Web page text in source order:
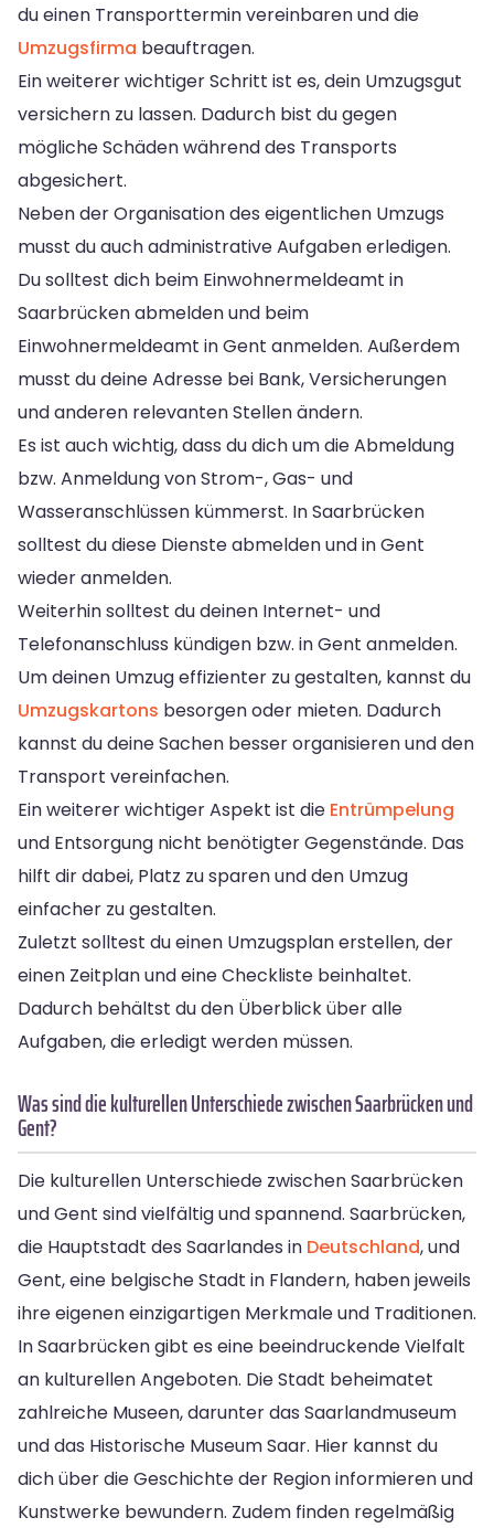
du einen Transporttermin vereinbaren und die
Umzugsfirma beauftragen.
Ein weiterer wichtiger Schritt ist es, dein Umzugsgut
versichern zu lassen. Dadurch bist du gegen
mögliche Schäden während des Transports
abgesichert.
Neben der Organisation des eigentlichen Umzugs
musst du auch administrative Aufgaben erledigen.
Du solltest dich beim Einwohnermeldeamt in
Saarbrücken abmelden und beim
Einwohnermeldeamt in Gent anmelden. Außerdem
musst du deine Adresse bei Bank, Versicherungen
und anderen relevanten Stellen ändern.
Es ist auch wichtig, dass du dich um die Abmeldung
bzw. Anmeldung von Strom-, Gas- und
Wasseranschlüssen kümmerst. In Saarbrücken
solltest du diese Dienste abmelden und in Gent
wieder anmelden.
Weiterhin solltest du deinen Internet- und
Telefonanschluss kündigen bzw. in Gent anmelden.
Um deinen Umzug effizienter zu gestalten, kannst du
Umzugskartons besorgen oder mieten. Dadurch
kannst du deine Sachen besser organisieren und den
Transport vereinfachen.
Ein weiterer wichtiger Aspekt ist die Entrümpelung
und Entsorgung nicht benötigter Gegenstände. Das
hilft dir dabei, Platz zu sparen und den Umzug
einfacher zu gestalten.
Zuletzt solltest du einen Umzugsplan erstellen, der
einen Zeitplan und eine Checkliste beinhaltet.
Dadurch behältst du den Überblick über alle
Aufgaben, die erledigt werden müssen.
Was sind die kulturellen Unterschiede zwischen Saarbrücken und
Gent?
Die kulturellen Unterschiede zwischen Saarbrücken
und Gent sind vielfältig und spannend. Saarbrücken,
die Hauptstadt des Saarlandes in Deutschland, und
Gent, eine belgische Stadt in Flandern, haben jeweils
ihre eigenen einzigartigen Merkmale und Traditionen.
In Saarbrücken gibt es eine beeindruckende Vielfalt
an kulturellen Angeboten. Die Stadt beheimatet
zahlreiche Museen, darunter das Saarlandmuseum
und das Historische Museum Saar. Hier kannst du
dich über die Geschichte der Region informieren und
Kunstwerke bewundern. Zudem finden regelmäßig